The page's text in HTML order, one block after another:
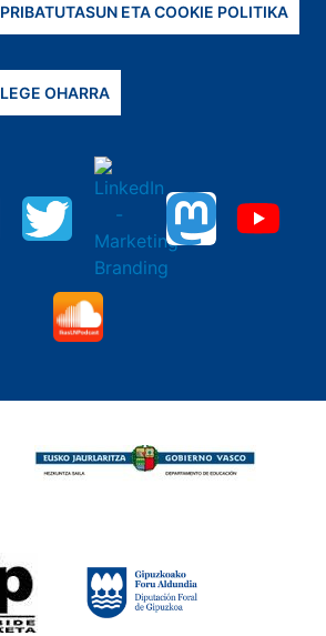
PRIBATUTASUN ETA COOKIE POLITIKA
LEGE OHARRA